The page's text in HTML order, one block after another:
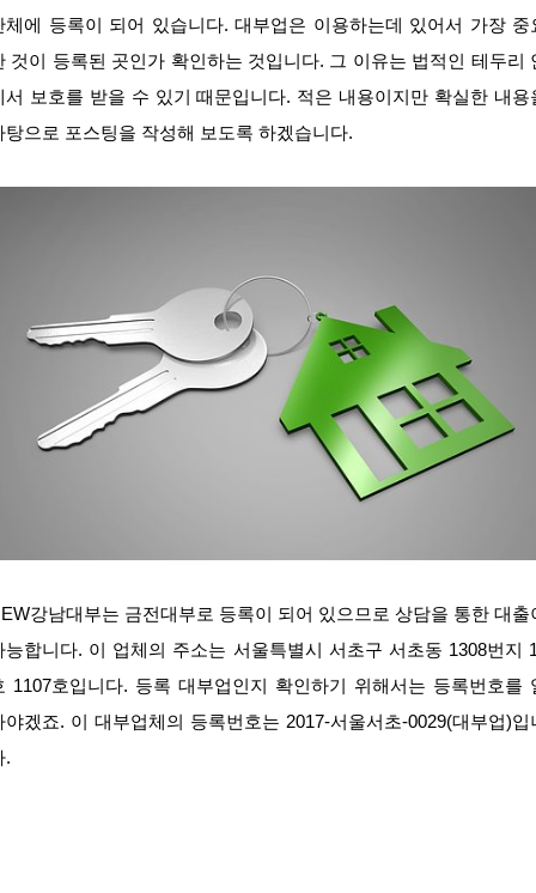
체에 등록이 되어 있습니다. 대부업은 이용하는데 있어서 가장 중
것이 등록된 곳인가 확인하는 것입니다. 그 이유는 법적인 테두리
서 보호를 받을 수 있기 때문입니다. 적은 내용이지만 확실한 내용
탕으로 포스팅을 작성해 보도록 하겠습니다.
강남대부는 금전대부로 등록이 되어 있으므로 상담을 통한 대출
능합니다. 이 업체의 주소는 서울특별시 서초구 서초동 1308번지
1107호입니다. 등록 대부업인지 확인하기 위해서는 등록번호를
야겠죠. 이 대부업체의 등록번호는 2017-서울서초-0029(대부업)입
.